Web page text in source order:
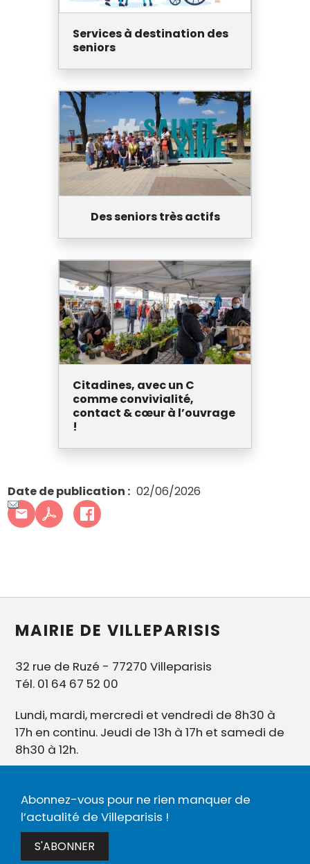
Services à destination des
seniors
Des seniors très actifs
Citadines, avec un C
comme convivialité,
contact & cœur à l’ouvrage
!
Date de publication 02/06/2026
MAIRIE DE VILLEPARISIS
32 rue de Ruzé - 77270 Villeparisis
Tél. 01 64 67 52 00
Lundi, mardi, mercredi et vendredi de 8h30 à
17h en continu. Jeudi de 13h à 17h et samedi de
8h30 à 12h.
Abonnez-vous pour ne rien manquer de
l’actualité de Villeparisis !
S'ABONNER